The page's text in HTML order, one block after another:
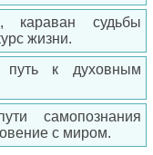
караван судьбы
жизни.
путь к духовным
самопознания
с миром.